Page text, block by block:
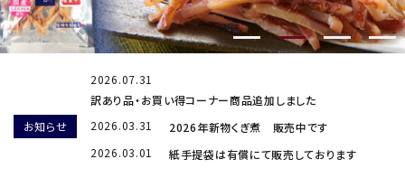
価格別
ご利用ガイド
お知らせ
2026.07.31
訳あり品・お買い得コーナー商品追加しました
2026.03.31
2026年新物くぎ煮 販売中です
2026.03.01
紙手提袋は有償にて販売しております